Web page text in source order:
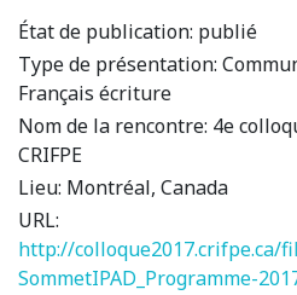
État de publication: publié
Type de présentation:
Français écriture
Nom de la rencontre: 4e
CRIFPE
Lieu: Montréal, Canada
URL:
http://colloque2017.crifpe.ca/
SommetIPAD_Programme-